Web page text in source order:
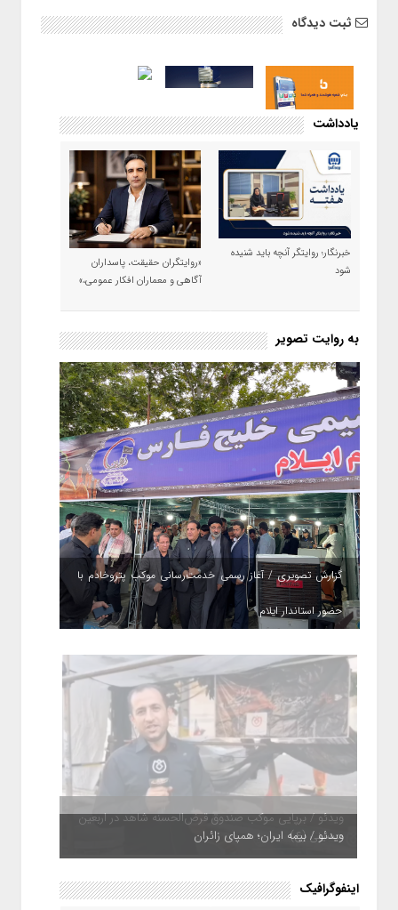
ثبت دیدگاه
یادداشت
خبرنگار؛ روایتگر آنچه باید شنیده
شود
«روایتگران حقیقت، پاسداران
آگاهی و معماران افکار عمومی،»
به روایت تصویر
گزارش تصویری / آغاز رسمی خدمت‌رسانی موکب پتروخادم با
حضور استاندار ایلام
ویدئو / بیمه ایران؛ همپای زائران
اینفوگرافیک